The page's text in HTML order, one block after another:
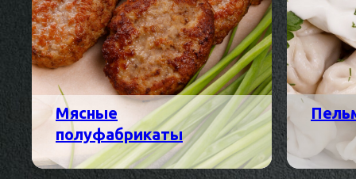
Мясные
полуфабрикаты